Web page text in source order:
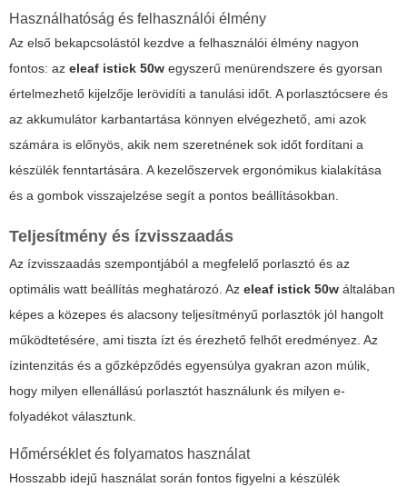
Használhatóság és felhasználói élmény
Az első bekapcsolástól kezdve a felhasználói élmény nagyon
fontos: az eleaf istick 50w egyszerű menürendszere és gyorsan
értelmezhető kijelzője lerövidíti a tanulási időt. A porlasztócsere és
az akkumulátor karbantartása könnyen elvégezhető, ami azok
számára is előnyös, akik nem szeretnének sok időt fordítani a
készülék fenntartására. A kezelőszervek ergonómikus kialakítása
és a gombok visszajelzése segít a pontos beállításokban.
Teljesítmény és ízvisszaadás
Az ízvisszaadás szempontjából a megfelelő porlasztó és az
optimális watt beállítás meghatározó. Az eleaf istick 50w általában
képes a közepes és alacsony teljesítményű porlasztók jól hangolt
működtetésére, ami tiszta ízt és érezhető felhőt eredményez. Az
ízintenzitás és a gőzképződés egyensúlya gyakran azon múlik,
hogy milyen ellenállású porlasztót használunk és milyen e-
folyadékot választunk.
Hőmérséklet és folyamatos használat
Hosszabb idejű használat során fontos figyelni a készülék